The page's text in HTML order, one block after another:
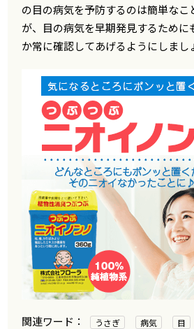
の目の病気を予防するのは簡単なこ
が、目の病気を早期発見するために
か常に確認してあげるようにしまし
うさぎ 病気 目